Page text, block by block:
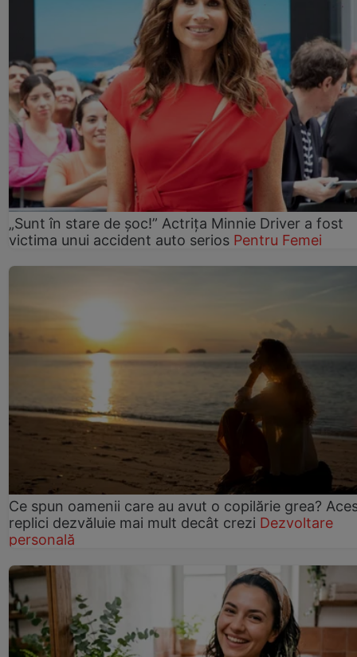
„Sunt în stare de șoc!” Actrița Minnie Driver a fost
victima unui accident auto serios Pentru Femei
Ce spun oamenii care au avut o copilărie grea?
replici dezvăluie mai mult decât crezi Dezvoltare
personală